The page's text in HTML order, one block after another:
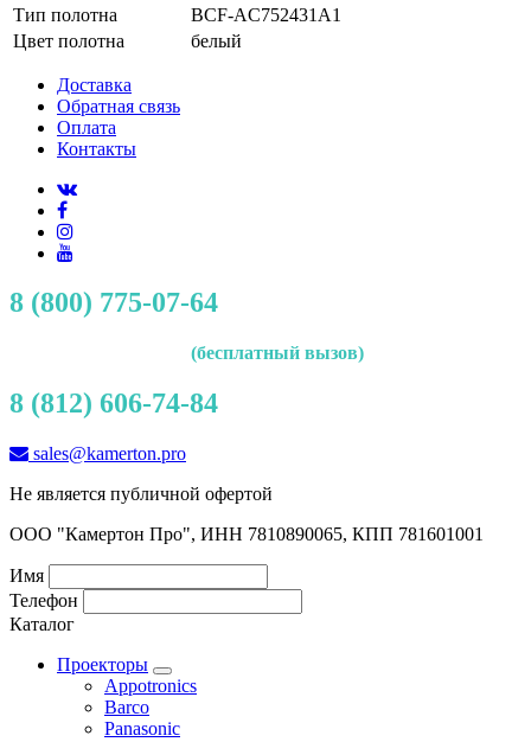
Тип полотна
BCF-AC752431A1
Цвет полотна
белый
Доставка
Обратная связь
Оплата
Контакты
8 (800) 775-07-64
(бесплатный вызов)
8 (812) 606-74-84
sales@kamerton.pro
Не является публичной офертой
ООО "Камертон Про", ИНН 7810890065, КПП 781601001
Имя
Телефон
Каталог
Проекторы
Appotronics
Barco
Panasonic